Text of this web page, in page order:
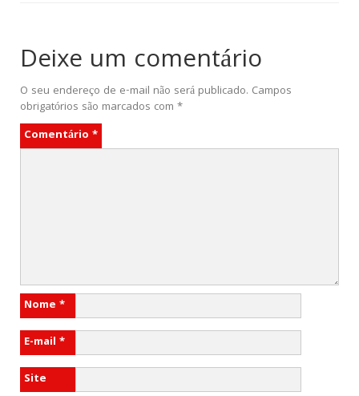
Deixe um comentário
O seu endereço de e-mail não será publicado. Campos
obrigatórios são marcados com *
Comentário *
Nome *
E-mail *
Site